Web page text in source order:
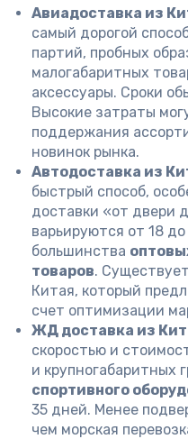
Авиадоставка из
самый дорогой
партий, пробных
малогабаритных
аксессуары. Сроки
Высокие затраты
поддержания
новинок рынка.
Автодоставка из
быстрый способ,
доставки «от двери
варьируются от 18
большинства
товаров.
Китая, который
счет оптимизации
ЖД доставка из
скоростью и
и крупногабаритных
спортивного
35 дней. Менее
чем морская